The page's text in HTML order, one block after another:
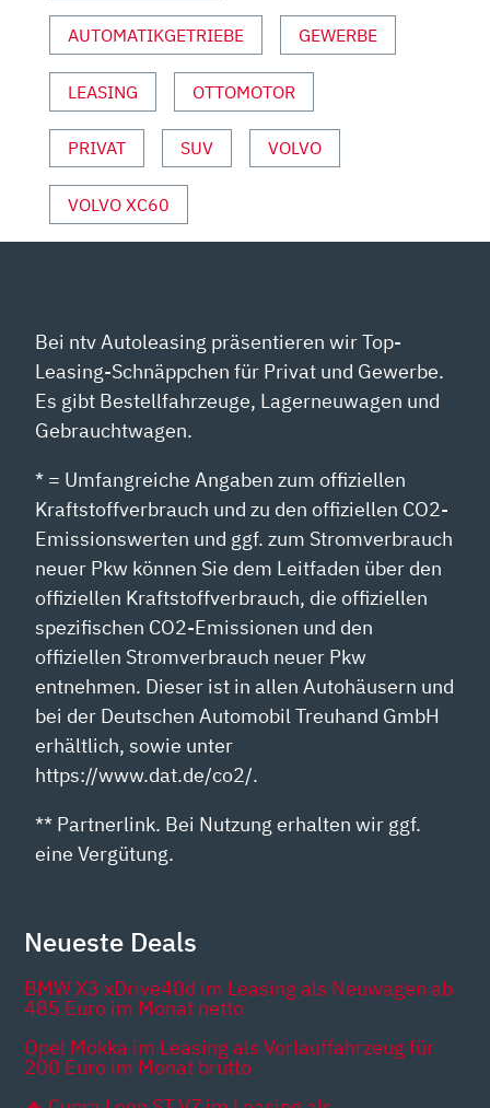
DAHLGAARD“
VON
ANZEIGEN
AUTOMATIKGETRIEBE GEWERBE
LEASING OTTOMOTOR
PRIVAT SUV VOLVO
VOLVO XC60
Bei ntv Autoleasing präsentieren wir Top-
Leasing-Schnäppchen für Privat und Gewerbe.
Es gibt Bestellfahrzeuge, Lagerneuwagen und
Gebrauchtwagen.
* = Umfangreiche Angaben zum offiziellen
Kraftstoffverbrauch und zu den offiziellen CO2-
Emissionswerten und ggf. zum Stromverbrauch
neuer Pkw können Sie dem Leitfaden über den
offiziellen Kraftstoffverbrauch, die offiziellen
spezifischen CO2-Emissionen und den
offiziellen Stromverbrauch neuer Pkw
entnehmen. Dieser ist in allen Autohäusern und
bei der Deutschen Automobil Treuhand GmbH
erhältlich, sowie unter
https://www.dat.de/co2/.
** Partnerlink. Bei Nutzung erhalten wir ggf.
eine Vergütung.
Neueste Deals
BMW X3 xDrive40d im Leasing als Neuwagen ab
485 Euro im Monat netto
Opel Mokka im Leasing als Vorlauffahrzeug für
200 Euro im Monat brutto